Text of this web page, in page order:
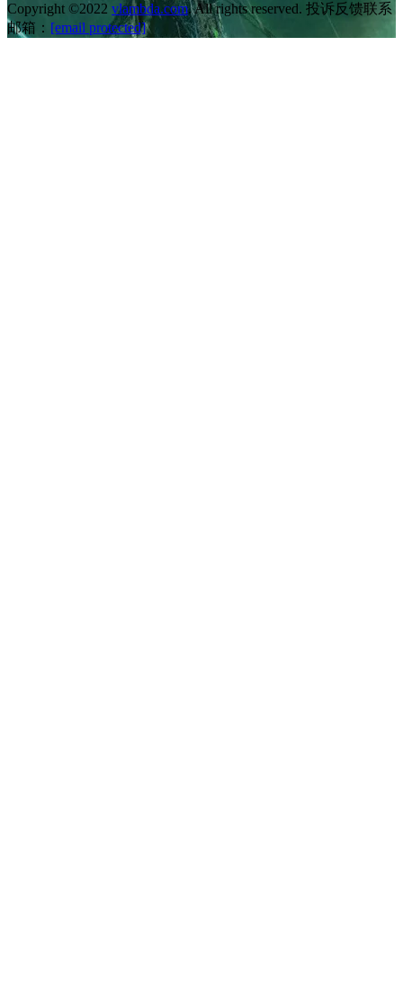
Copyright ©2022 vlambda.com. All rights reserved. 投诉反馈联系
邮箱： [email protected]